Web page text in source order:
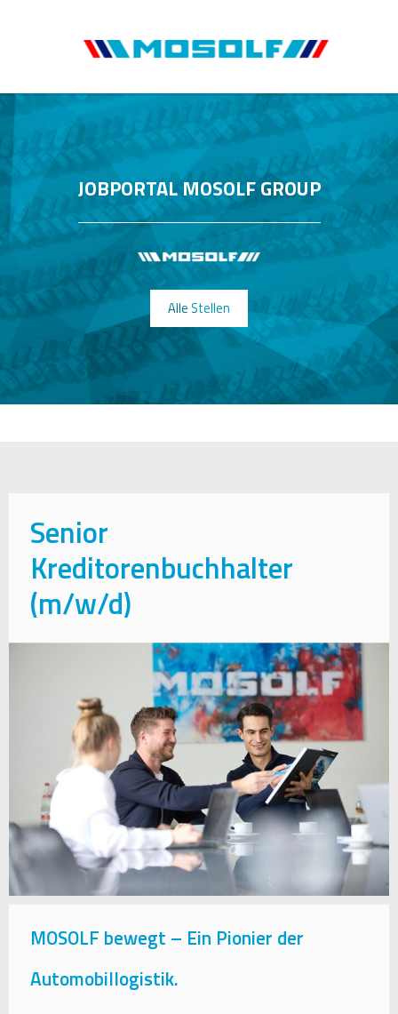
JOBPORTAL MOSOLF GROUP
Alle Stellen
Senior
Kreditorenbuchhalter
(m/w/d)
MOSOLF bewegt – Ein Pionier der
Automobillogistik.